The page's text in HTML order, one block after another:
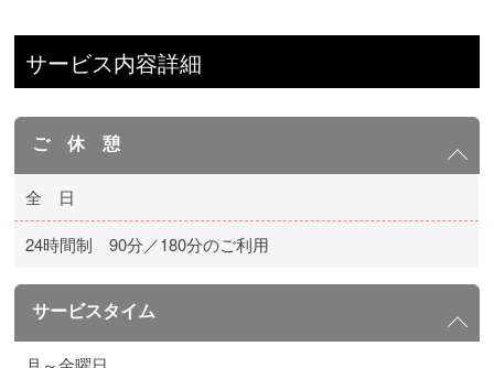
サービス内容詳細
ご 休 憩
全 日
24時間制 90分／180分のご利用
サービスタイム